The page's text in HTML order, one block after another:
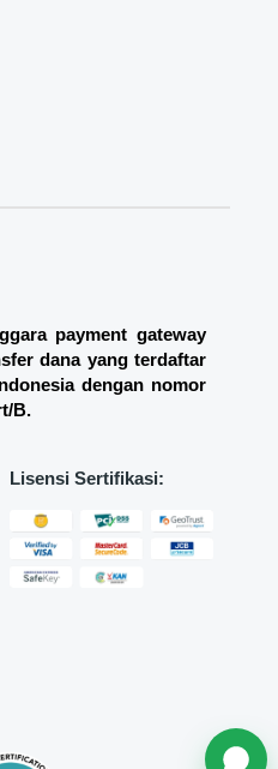
payment gateway
dana yang terdaftar
dengan nomor
B.
Lisensi Sertifikasi: